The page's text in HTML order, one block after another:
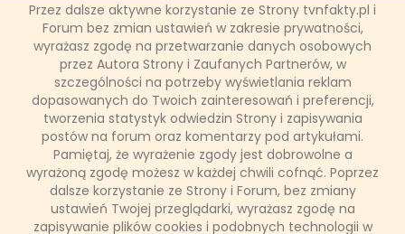
Przez dalsze aktywne korzystanie ze Strony tvnfakty.pl i
Forum bez zmian ustawień w zakresie prywatności,
wyrażasz zgodę na przetwarzanie danych osobowych
przez Autora Strony i Zaufanych Partnerów, w
szczególności na potrzeby wyświetlania reklam
dopasowanych do Twoich zainteresowań i preferencji,
tworzenia statystyk odwiedzin Strony i zapisywania
postów na forum oraz komentarzy pod artykułami.
Pamiętaj, że wyrażenie zgody jest dobrowolne a
wyrażoną zgodę możesz w każdej chwili cofnąć. Poprzez
dalsze korzystanie ze Strony i Forum, bez zmiany
ustawień Twojej przeglądarki, wyrażasz zgodę na
zapisywanie plików cookies i podobnych technologii w
"Powrót do Czarnobyla" w TVN
Turbo
Jacek Podemski wraz z ekipą TVN Turbo powraca do
Czarnobyla. Będą świadkami nowego etapu w historii tego
miejsca.